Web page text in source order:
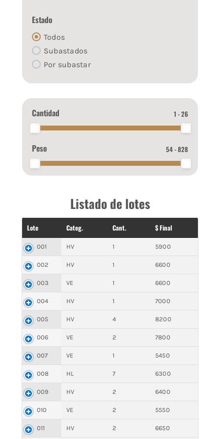
Estado
Todos
Subastados
Por subastar
Cantidad 1 - 26
Peso 54 - 828
Listado de lotes
Lote Categ. Cant. $ Final
001 HV 1 5900
002 HV 1 6600
003 VE 1 6600
004 HV 1 7000
005 HV 4 8200
006 VE 2 7800
007 VE 1 5450
008 HL 7 6300
009 HV 2 6400
010 VE 2 5550
011 HV 2 6650